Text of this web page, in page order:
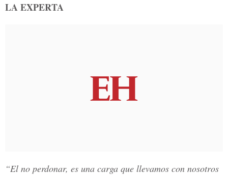
LA EXPERTA
“El no perdonar, es una carga que llevamos con nosotros